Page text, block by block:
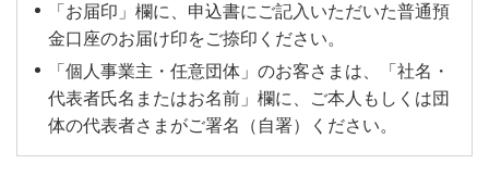
「お届印」欄に、申込書にご記入いただいた普通預
金口座のお届け印をご捺印ください。
「個人事業主・任意団体」のお客さまは、「社名・
代表者氏名またはお名前」欄に、ご本人もしくは団
体の代表者さまがご署名（自署）ください。